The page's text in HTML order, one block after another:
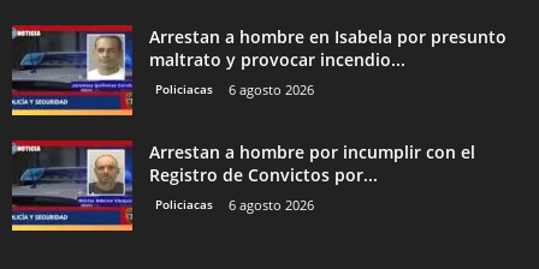
Arrestan a hombre en Isabela por presunto
maltrato y provocar incendio...
Policiacas 6 agosto 2026
Arrestan a hombre por incumplir con el
Registro de Convictos por...
Policiacas 6 agosto 2026